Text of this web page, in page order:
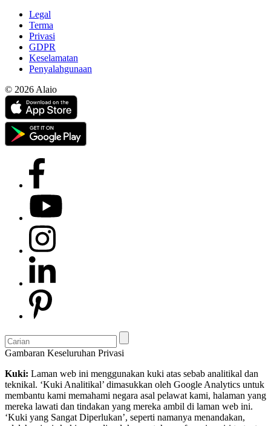
Legal
Terma
Privasi
GDPR
Keselamatan
Penyalahgunaan
© 2026 Alaio
Gambaran Keseluruhan Privasi
Kuki: Laman web ini menggunakan kuki atas sebab analitikal dan
teknikal. ‘Kuki Analitikal’ dimasukkan oleh Google Analytics untuk
membantu kami memahami negara asal pelawat kami, halaman yang
mereka lawati dan tindakan yang mereka ambil di laman web ini.
‘Kuki yang Sangat Diperlukan’, seperti namanya menandakan,